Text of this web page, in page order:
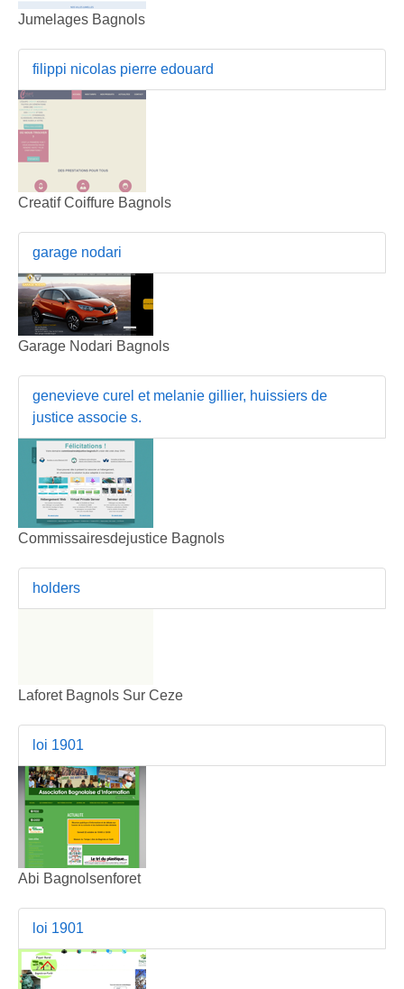
Jumelages Bagnols
filippi nicolas pierre edouard
Creatif Coiffure Bagnols
garage nodari
Garage Nodari Bagnols
genevieve curel et melanie gillier, huissiers de
justice associe s.
Commissairesdejustice Bagnols
holders
Laforet Bagnols Sur Ceze
loi 1901
Abi Bagnolsenforet
loi 1901